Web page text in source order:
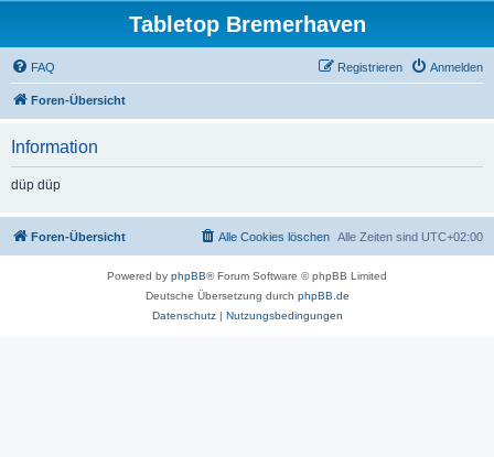
Tabletop Bremerhaven
FAQ Anmelden
Registrieren
Foren-Übersicht
Information
düp düp
Foren-Übersicht Alle Zeiten sind UTC+02:00
Alle Cookies löschen
Powered by phpBB® Forum Software © phpBB Limited
Deutsche Übersetzung durch phpBB.de
Datenschutz| Nutzungsbedingungen